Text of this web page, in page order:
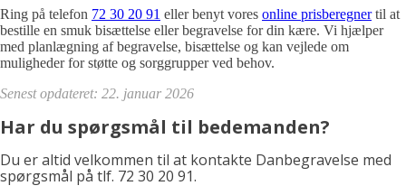
Ring på telefon 72 30 20 91 eller benyt vores online prisberegnertil at
bestille en smuk bisættelse eller begravelse for din kære. Vi hjælper
med planlægning af begravelse, bisættelse og kan vejlede om
muligheder for støtte og sorggrupper ved behov.
Senest opdateret: 22. januar 2026
Har du spørgsmål til bedemanden?
Du er altid velkommen til at kontakte Danbegravelse med
spørgsmål på tlf. 72 30 20 91.